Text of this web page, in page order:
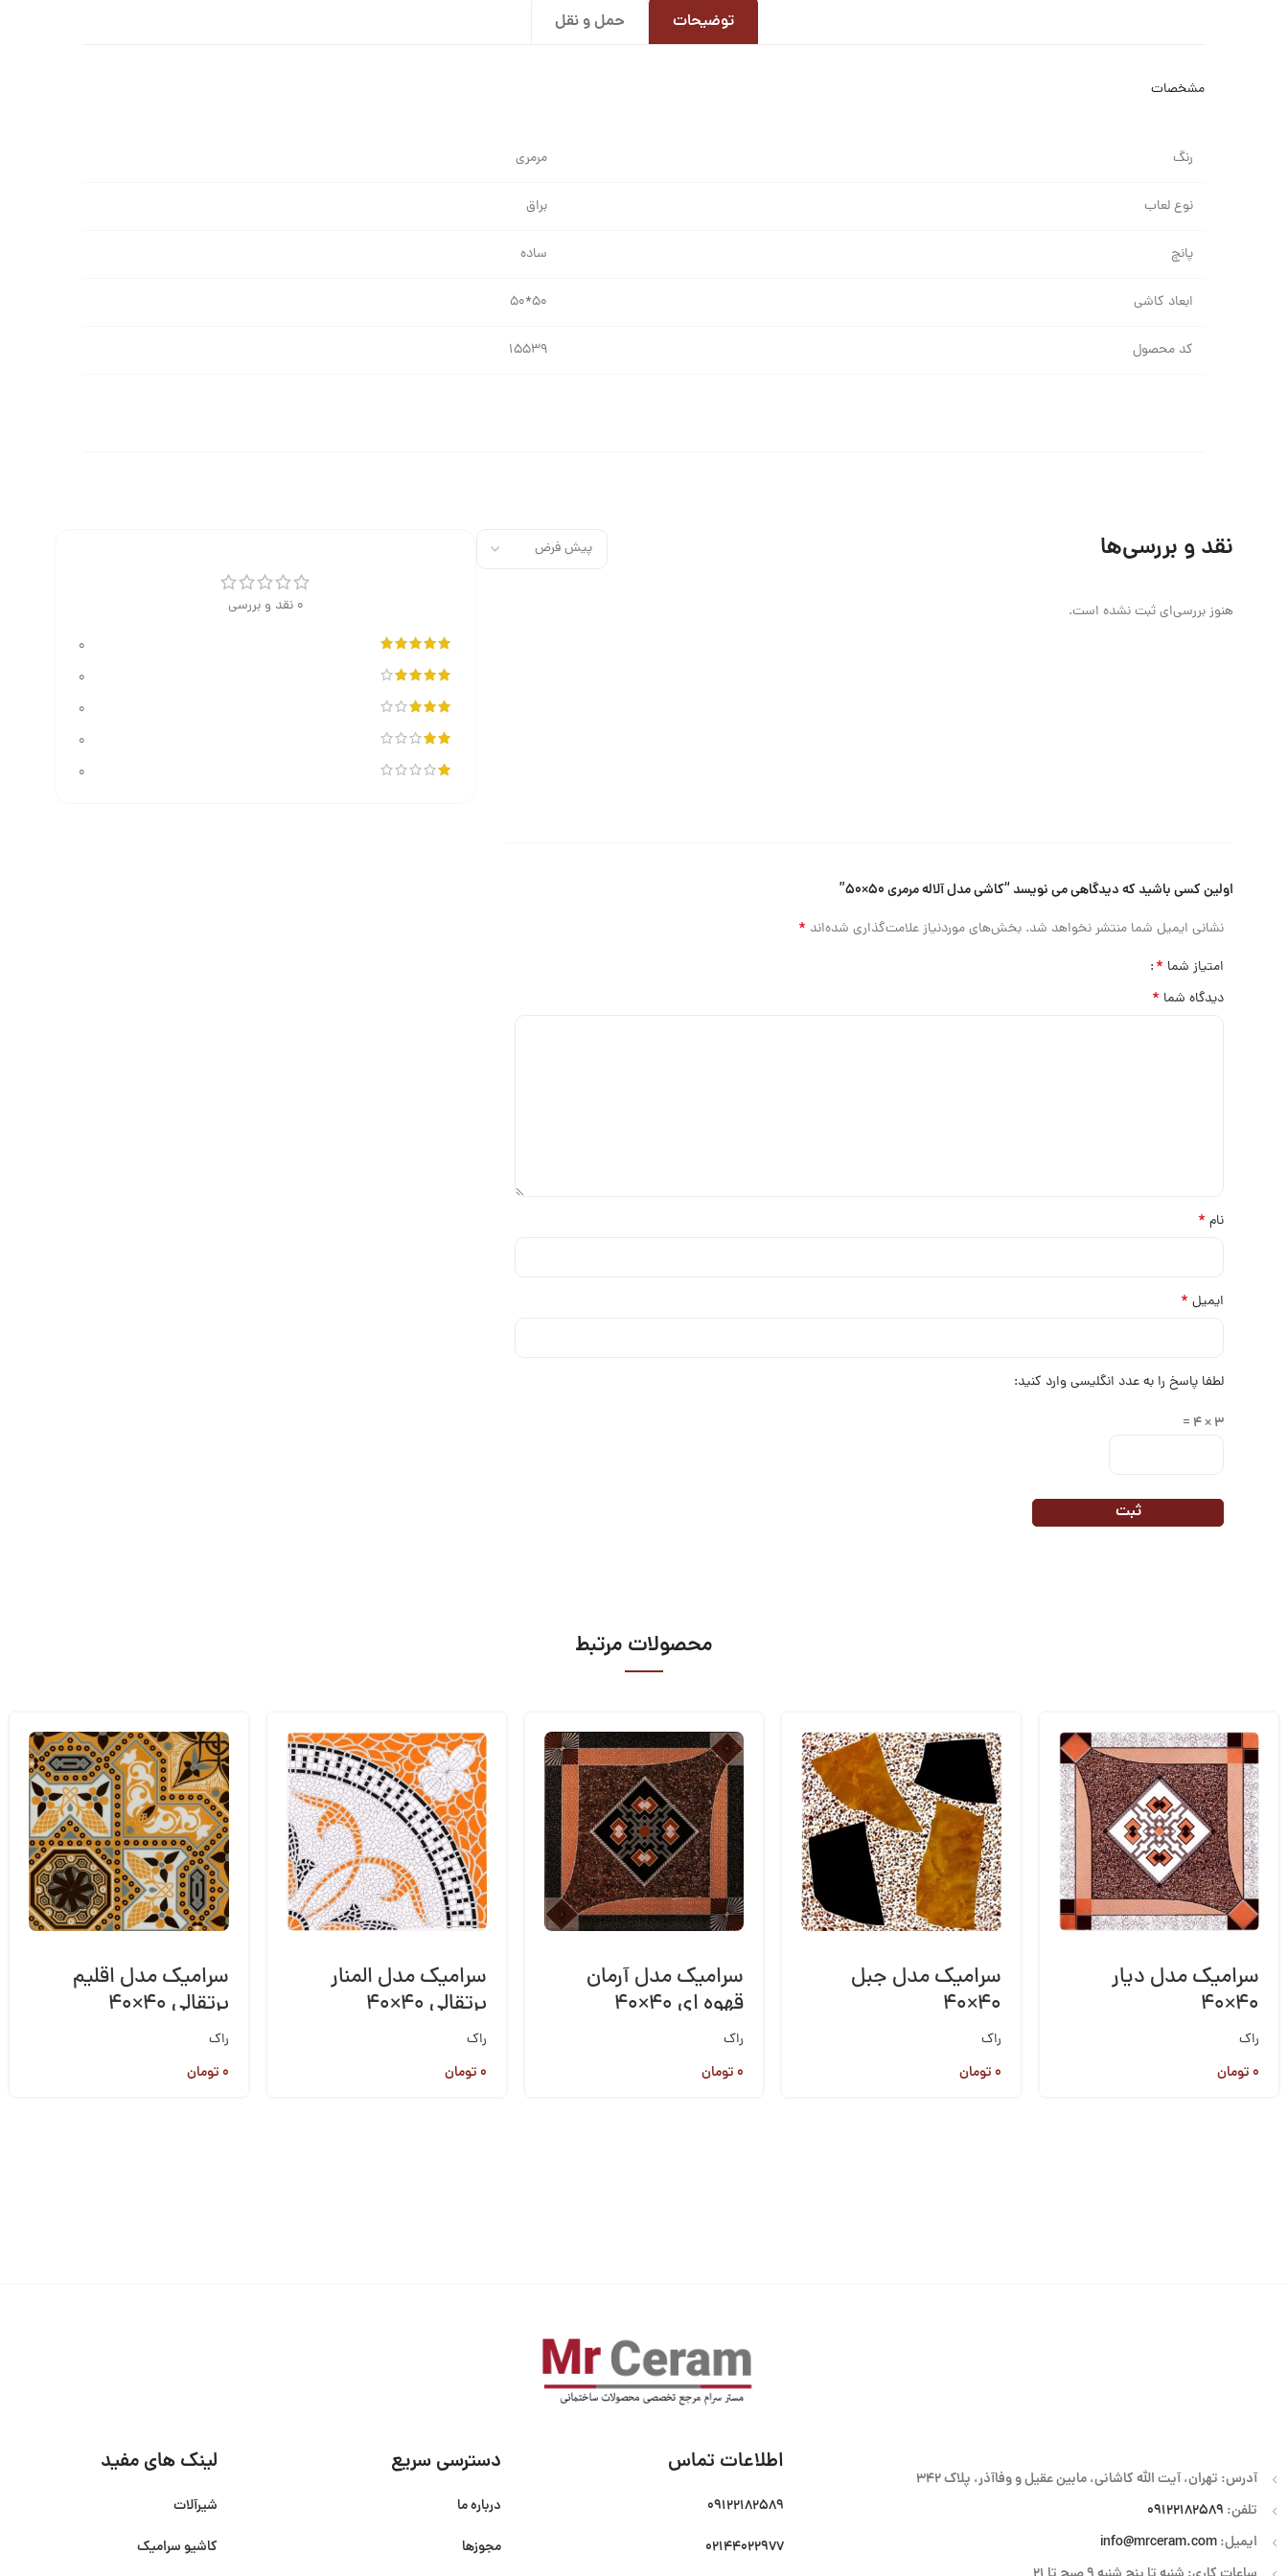
توضیحات حمل و نقل
مشخصات
رنگ مرمری
نوع لعاب براق
پانچ ساده
ابعاد کاشی ۵۰*۵۰
کد محصول ۱۵۵۳۹
0 نقد و بررسی
0
0
0
0
0
نقد و بررسی‌ها
هنوز بررسی‌ای ثبت نشده است.
اولین کسی باشید که دیدگاهی می نویسد “کاشی مدل آلاله مرمری ۵۰×۵۰”
نشانی ایمیل شما منتشر نخواهد شد. بخش‌های موردنیاز علامت‌گذاری شده‌اند *
امتیاز شما *
دیدگاه شما *
نام *
ایمیل *
لطفا پاسخ را به عدد انگلیسی وارد کنید:
3 × 4 =
محصولات مرتبط
سرامیک مدل دیار
۴۰×۴۰
راک
۰تومان
سرامیک مدل جبل
۴۰×۴۰
راک
۰تومان
سرامیک مدل آرمان
قهوه ای ۴۰×۴۰
راک
۰ تومان
سرامیک مدل المنار
پرتقالی ۴۰×۴۰
راک
۰تومان
سرامیک مدل اقلیم
پرتقالی ۴۰×۴۰
راک
۰تومان
آدرس: تهران، آیت الله کاشانی، مابین عقیل و وفاآذر، پلاک 342
تلفن: 09122182589
ایمیل:info@mrceram.com
اطلاعات تماس
09122182589
02144022977
دسترسی سریع
درباره ما
مجوزها
لینک های مفید
شیرآلات
کاشیو سرامیک